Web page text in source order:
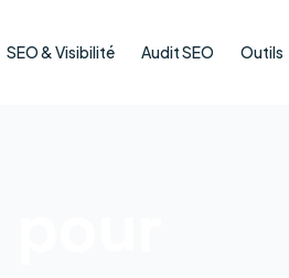
SEO & Visibilité Audit SEO Outils